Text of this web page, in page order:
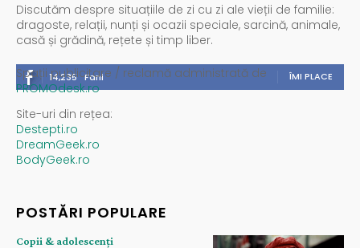
Discutăm despre situațiile de zi cu zi ale vieții de familie:
dragoste, relații, nunți și ocazii speciale, sarcină, animale,
casă și grădină, rețete și timp liber.
14,235 Fani ÎMI PLACE
Spații publicitare / reclamă administrată de
PROMOdesk.ro
Site-uri din rețea:
Destepti.ro
DreamGeek.ro
BodyGeek.ro
POSTĂRI POPULARE
Copii & adolescenți